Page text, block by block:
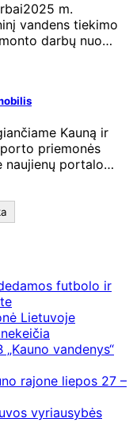
m.
vandens tiekimo
darbų nuo…
Kauną ir
priemonės
naujienų portalo…
futbolo ir
Lietuvoje
vandenys“
rajone liepos 27 –
vyriausybės